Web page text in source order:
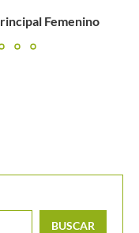
¿Viable?
BUSCAR